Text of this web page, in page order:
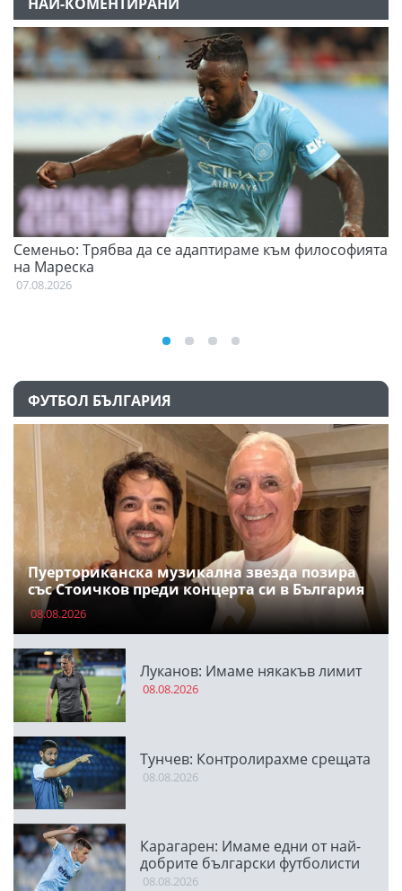
Семеньо: Трябва да се адаптираме към философията
на Мареска
07.08.2026
ФУТБОЛ БЪЛГАРИЯ
Пуерториканска музикална звезда позира
със Стоичков преди концерта си в България
08.08.2026
Луканов: Имаме някакъв лимит
08.08.2026
Тунчев: Контролирахме срещата
08.08.2026
Карагарен: Имаме едни от най-
добрите български футболисти
08.08.2026